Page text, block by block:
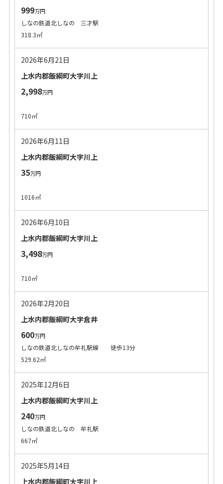
999万円
しなの鉄道北しなの 三才駅
318.3㎡
2026年6月21日
上水内郡飯綱町大字川上
2,998万円
710㎡
2026年6月11日
上水内郡飯綱町大字川上
35万円
1016㎡
2026年6月10日
上水内郡飯綱町大字川上
3,498万円
710㎡
2026年2月20日
上水内郡飯綱町大字倉井
600万円
しなの鉄道北しなの牟礼駅線 徒歩13分
529.62㎡
2025年12月6日
上水内郡飯綱町大字川上
240万円
しなの鉄道北しなの 牟礼駅
667㎡
2025年5月14日
上水内郡飯綱町大字川上